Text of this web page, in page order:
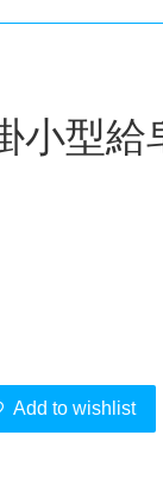
小型給
Add to wishlist